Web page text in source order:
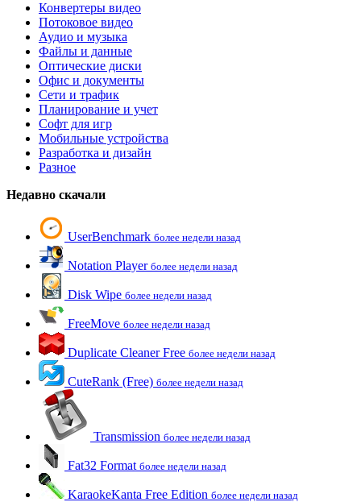
Конвертеры видео
Потоковое видео
Аудио и музыка
Файлы и данные
Оптические диски
Офис и документы
Сети и трафик
Планирование и учет
Софт для игр
Мобильные устройства
Разработка и дизайн
Разное
Недавно скачали
UserBenchmark более недели назад
Notation Player более недели назад
Disk Wipe более недели назад
FreeMove более недели назад
Duplicate Cleaner Free более недели назад
CuteRank (Free) более недели назад
Transmission более недели назад
Fat32 Format более недели назад
KaraokeKanta Free Edition более недели назад